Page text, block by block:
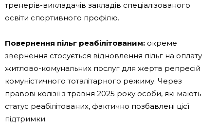
тренерів-викладачів закладів спеціалізованого
освіти спортивного профілю.
Повернення пільг реабілітованим: окреме
звернення стосується відновлення пільг на оплату
житлово-комунальних послуг для жертв репресій
комуністичного тоталітарного режиму. Через
правові колізії з травня 2025 року особи, які мають
статус реабілітованих, фактично позбавлені цієї
підтримки.